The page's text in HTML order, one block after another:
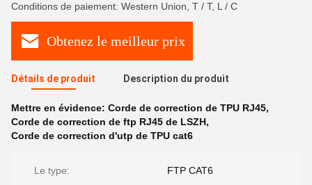
Conditions de paiement: Western Union, T / T, L / C
Obtenez le meilleur prix
Détails de produit Description du produit
Mettre en évidence: Corde de correction de TPU RJ45,
Corde de correction de ftp RJ45 de LSZH,
Corde de correction d'utp de TPU cat6
Le type: FTP CAT6